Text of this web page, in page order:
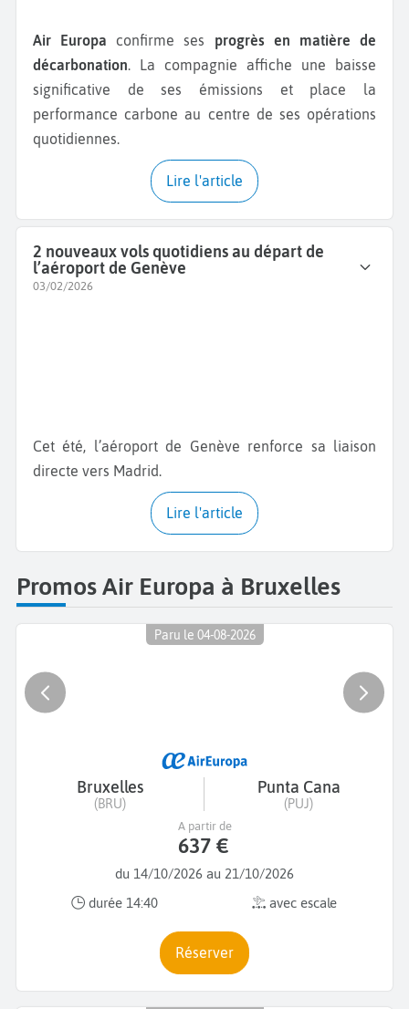
Air Europa confirme ses progrès en matière de
décarbonation. La compagnie affiche une baisse
significative de ses émissions et place la
performance carbone au centre de ses opérations
quotidiennes.
Lire l'article
2 nouveaux vols quotidiens au départ de
l’aéroport de Genève
03/02/2026
Cet été, l’aéroport de Genève renforce sa liaison
directe vers Madrid.
Lire l'article
Promos Air Europa à Bruxelles
Paru le 04-08-2026
Bruxelles
(BRU)
Punta Cana
(PUJ)
du 14/10/2026 au 21/10/2026
durée 14:40
avec escale
A partir de
637 €
Réserver